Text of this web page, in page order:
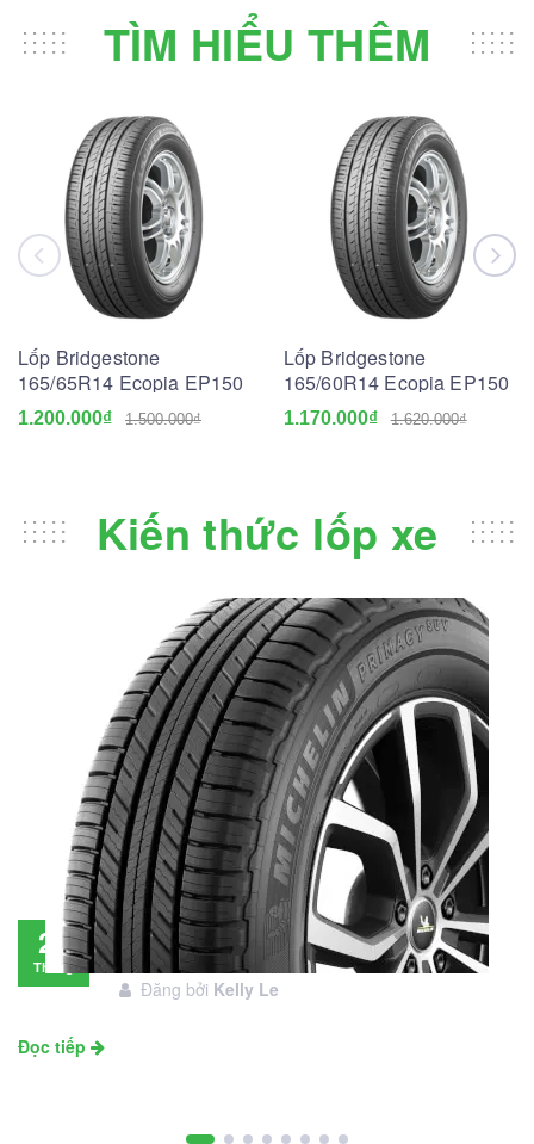
TÌM HIỂU THÊM
Lốp Bridgestone
165/65R14 Ecopia EP150
1.200.000₫ 1.500.000₫
Lốp Bridgestone
165/60R14 Ecopia EP150
1.170.000₫ 1.620.000₫
Kiến thức lốp xe
28
Tháng
Đánh giá lốp Michelin Primacy SUV: Đáng
đầu tư không?
Đăng bởi Kelly Le
Đọc tiếp